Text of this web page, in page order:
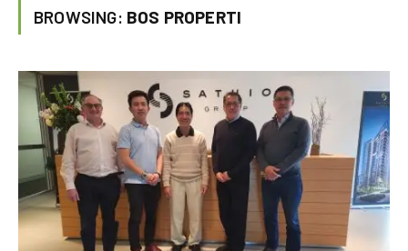
BROWSING: BOS PROPERTI